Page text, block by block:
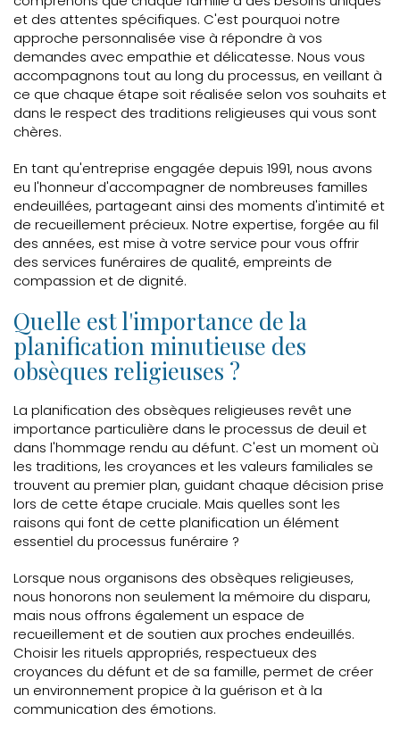
et des attentes spécifiques. C'est pourquoi notre
approche personnalisée vise à répondre à vos
demandes avec empathie et délicatesse. Nous vous
accompagnons tout au long du processus, en veillant à
ce que chaque étape soit réalisée selon vos souhaits et
dans le respect des traditions religieuses qui vous sont
chères.
En tant qu'entreprise engagée depuis 1991, nous avons
eu l'honneur d'accompagner de nombreuses familles
endeuillées, partageant ainsi des moments d'intimité et
de recueillement précieux. Notre expertise, forgée au fil
des années, est mise à votre service pour vous offrir
des services funéraires de qualité, empreints de
compassion et de dignité.
Quelle est l'importance de la
planification minutieuse des
obsèques religieuses ?
La planification des obsèques religieuses revêt une
importance particulière dans le processus de deuil et
dans l'hommage rendu au défunt. C'est un moment où
les traditions, les croyances et les valeurs familiales se
trouvent au premier plan, guidant chaque décision prise
lors de cette étape cruciale. Mais quelles sont les
raisons qui font de cette planification un élément
essentiel du processus funéraire ?
Lorsque nous organisons des obsèques religieuses,
nous honorons non seulement la mémoire du disparu,
mais nous offrons également un espace de
recueillement et de soutien aux proches endeuillés.
Choisir les rituels appropriés, respectueux des
croyances du défunt et de sa famille, permet de créer
un environnement propice à la guérison et à la
communication des émotions.